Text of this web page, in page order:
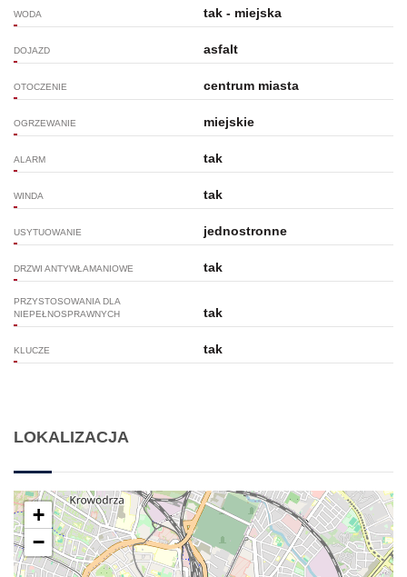
WODA tak - miejska
DOJAZD asfalt
OTOCZENIE centrum miasta
OGRZEWANIE miejskie
ALARM tak
WINDA tak
USYTUOWANIE jednostronne
DRZWI ANTYWŁAMANIOWE tak
PRZYSTOSOWANIA DLA
NIEPEŁNOSPRAWNYCH
tak
KLUCZE tak
LOKALIZACJA
+
−